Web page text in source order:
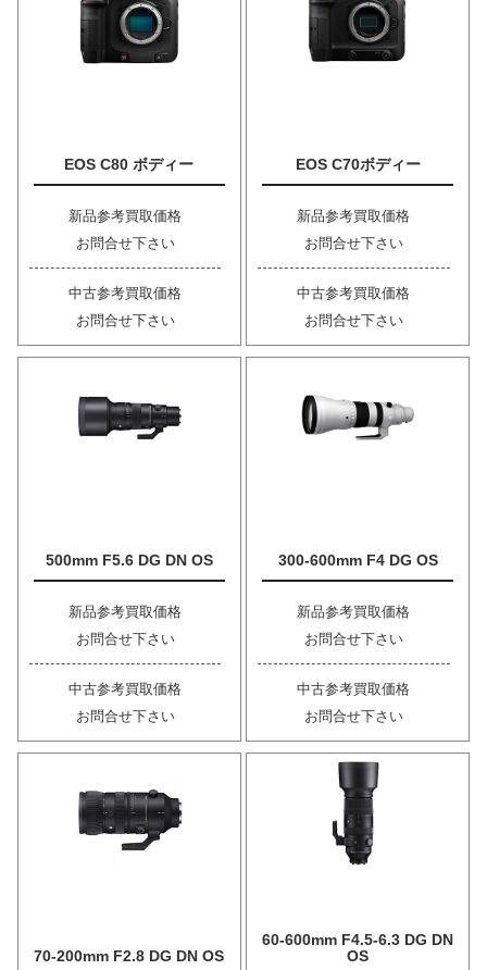
EOS C80 ボディー
新品参考買取価格
お問合せ下さい
中古参考買取価格
お問合せ下さい
EOS C70ボディー
新品参考買取価格
お問合せ下さい
中古参考買取価格
お問合せ下さい
500mm F5.6 DG DN OS
新品参考買取価格
お問合せ下さい
中古参考買取価格
お問合せ下さい
300-600mm F4 DG OS
新品参考買取価格
お問合せ下さい
中古参考買取価格
お問合せ下さい
70-200mm F2.8 DG DN OS
60-600mm F4.5-6.3 DG DN
OS